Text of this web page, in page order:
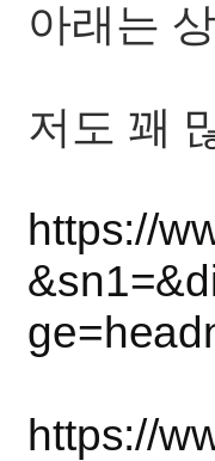
아래는
저도 꽤
https://
https://